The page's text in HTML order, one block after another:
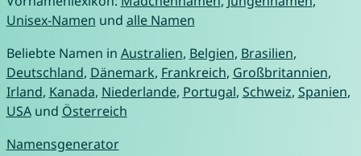
Unisex-Namen und alle Namen
Beliebte Namen in Australien, Belgien, Brasilien,
Deutschland, Dänemark, Frankreich, Großbritannien,
Irland, Kanada, Niederlande, Portugal, Schweiz, Spanien,
USAund Österreich
Namensgenerator